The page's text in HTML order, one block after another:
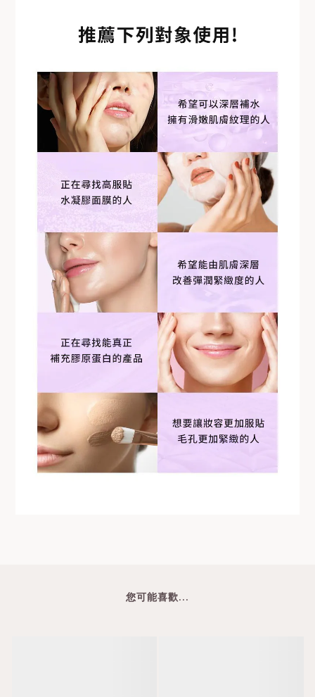
您可能喜歡...